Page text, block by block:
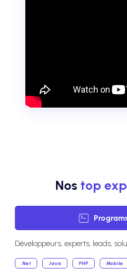
Nos top
Développeurs, experts, leads,
.Net Java PHP Mobile